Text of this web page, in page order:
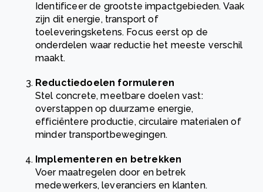
Identificeer de grootste impactgebieden. Vaak
zijn dit energie, transport of
toeleveringsketens. Focus eerst op de
onderdelen waar reductie het meeste verschil
maakt.
Reductiedoelen formuleren
Stel concrete, meetbare doelen vast:
overstappen op duurzame energie,
efficiëntere productie, circulaire materialen of
minder transportbewegingen.
Implementeren en betrekken
Voer maatregelen door en betrek
medewerkers, leveranciers en klanten.